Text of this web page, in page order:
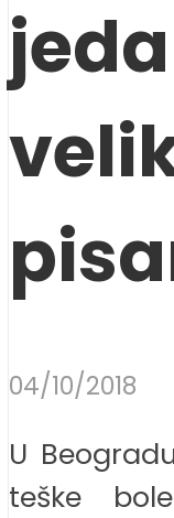
04/10/2018
U
teške